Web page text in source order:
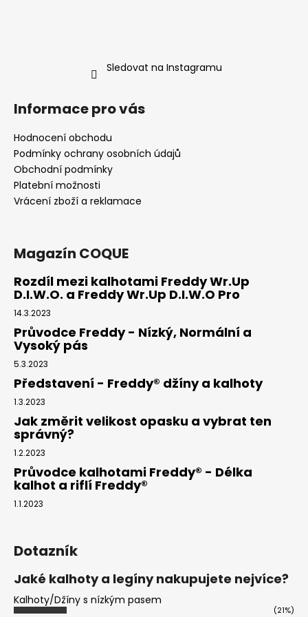
Sledovat na Instagramu
Informace pro vás
Hodnocení obchodu
Podmínky ochrany osobních údajů
Obchodní podmínky
Platební možnosti
Vrácení zboží a reklamace
Magazín COQUE
Rozdíl mezi kalhotami Freddy Wr.Up
D.I.W.O. a Freddy Wr.Up D.I.W.O Pro
14.3.2023
Průvodce Freddy - Nízký, Normální a
Vysoký pás
5.3.2023
Představení - Freddy® džíny a kalhoty
1.3.2023
Jak změrit velikost opasku a vybrat ten
správný?
1.2.2023
Průvodce kalhotami Freddy® - Délka
kalhot a riflí Freddy®
1.1.2023
Dotazník
Jaké kalhoty a legíny nakupujete nejvíce?
Kalhoty/Džíny s nízkým pasem
(21%)